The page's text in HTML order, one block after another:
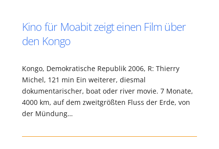
Kino für Moabit zeigt einen Film über
den Kongo
Kongo, Demokratische Republik 2006, R: Thierry
Michel, 121 min Ein weiterer, diesmal
dokumentarischer, boat oder river movie. 7 Monate,
4000 km, auf dem zweitgrößten Fluss der Erde, von
der Mündung…